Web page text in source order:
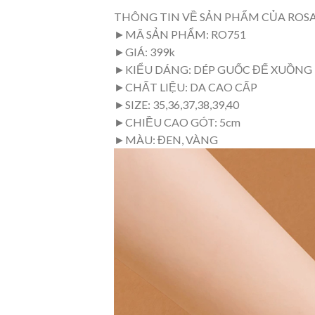
THÔNG TIN VỀ SẢN PHẨM CỦA
►MÃ SẢN PHẨM: RO751
►GIÁ: 399k
►KIỂU DÁNG: DÉP GUỐC ĐẾ XUỒNG
►CHẤT LIỆU: DA CAO CẤP
►SIZE: 35,36,37,38,39,40
►CHIỀU CAO GÓT: 5cm
►MÀU: ĐEN, VÀNG